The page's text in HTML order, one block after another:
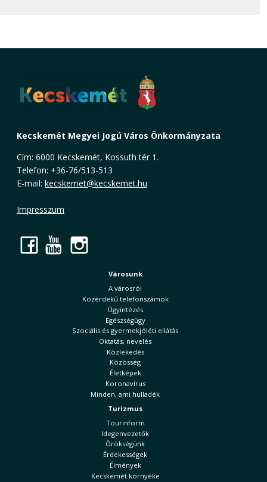
Kecskemét Megyei Jogú Város Önkormányzata
Cím: 6000 Kecskemét, Kossuth tér 1.
Telefon: +36-76/513-513
E-mail: kecskemet@kecskemet.hu
Impresszum
Facebook
YouTube
Városunk
A városról
Közérdekű telefonszámok
Ügyintézés
Egészségügy
Szociális és gyermekjóléti ellátás
Oktatás, nevelés
Közlekedés
Közösség
Életképek
Koronavírus
Minden, ami hulladék
Turizmus
Tourinform
Idegenvezetők
Örökségünk
Érdekességek
Élmények
Kecskemét környéke